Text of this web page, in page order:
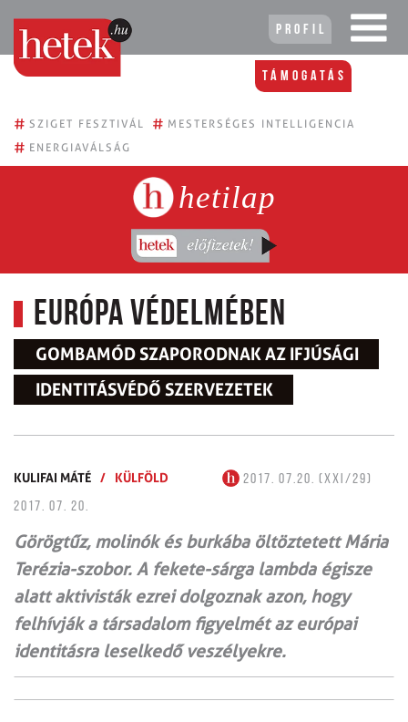
Profil
Támogatás
# SZIGET FESZTIVÁL # MESTERSÉGES INTELLIGENCIA
# ENERGIAVÁLSÁG
hetilap
Európa védelmében
GOMBAMÓD SZAPORODNAK AZ IFJÚSÁGI
IDENTITÁSVÉDŐ SZERVEZETEK
KULIFAI MÁTÉ / KÜLFÖLD
2017. 07.20. (XXI/29)
2017. 07. 20.
Görögtűz, molinók és burkába öltöztetett Mária
Terézia-szobor. A fekete-sárga lambda égisze
alatt aktivisták ezrei dolgoznak azon, hogy
felhívják a társadalom figyelmét az európai
identitásra leselkedő veszélyekre.